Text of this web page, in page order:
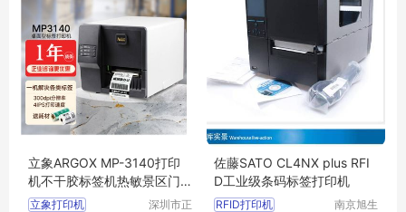
立象ARGOX MP-3140打印
机不干胶标签机热敏景区门
票吊牌洗水唛
立象打印机
深圳市正
佐藤SATO CL4NX plus RFI
D工业级条码标签打印机
RFID打印机
南京旭生